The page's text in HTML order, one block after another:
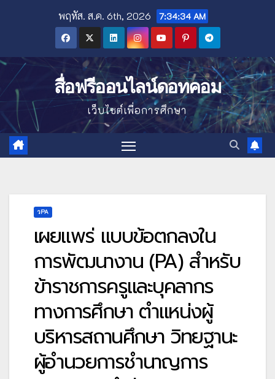
พฤหัส. ส.ค. 6th, 2026 7:34:35 AM
สื่อฟรีออนไลน์ดอทคอม
เว็บไซต์เพื่อการศึกษา
วPA
เผยแพร่ แบบข้อตกลงใน
การพัฒนางาน (PA) สำหรับ
ข้าราชการครูและบุคลากร
ทางการศึกษา ตำแหน่งผู้
บริหารสถานศึกษา วิทยฐานะ
ผู้อำนวยการชำนาญการ